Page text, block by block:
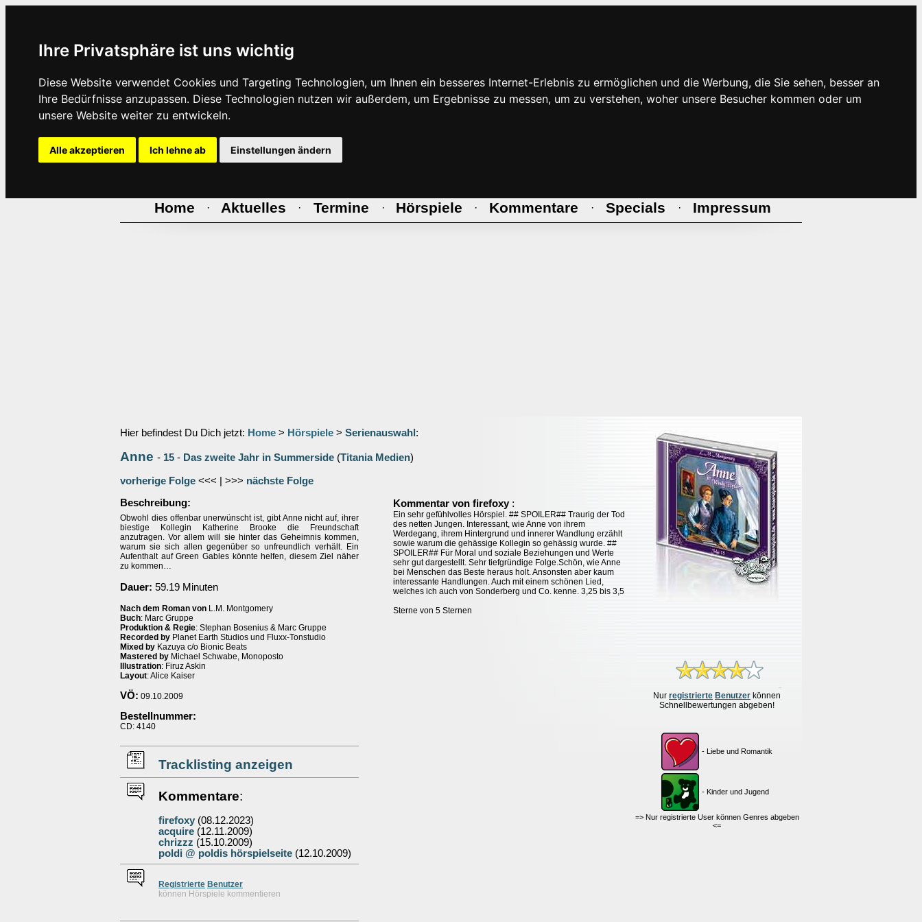
Ihre Privatsphäre ist uns wichtig
Diese Website verwendet Cookies und Targeting Technologien, um Ihnen ein besseres Internet-Erlebnis zu ermöglichen und die Werbung, die Sie sehen, besser an
Ihre Bedürfnisse anzupassen. Diese Technologien nutzen wir außerdem, um Ergebnisse zu messen, um zu verstehen, woher unsere Besucher kommen oder um
unsere Website weiter zu entwickeln.
Alle akzeptieren Ich lehne ab Einstellungen ändern
Home · Aktuelles · Termine · Hörspiele · Kommentare · Specials · Impressum
Hier befindest Du Dich jetzt: Home > Hörspiele > Serienauswahl :
Anne - 15 - Das zweite Jahr in Summerside (Titania Medien)
vorherige Folge <<< | >>> nächste Folge
Nur registrierte Benutzer können
Schnellbewertungen abgeben!
- Liebe und Romantik
- Kinder und Jugend
=> Nur registrierte User können Genres abgeben
<=
Beschreibung:
Obwohl dies offenbar unerwünscht ist, gibt Anne nicht auf, ihrer
biestige Kollegin Katherine Brooke die Freundschaft
anzutragen. Vor allem will sie hinter das Geheimnis kommen,
warum sie sich allen gegenüber so unfreundlich verhält. Ein
Aufenthalt auf Green Gables könnte helfen, diesem Ziel näher
zu kommen…
Dauer: 59.19 Minuten
Nach dem Roman von L.M. Montgomery
Buch: Marc Gruppe
Produktion & Regie: Stephan Bosenius & Marc Gruppe
Recorded by Planet Earth Studios und Fluxx-Tonstudio
Mixed by Kazuya c/o Bionic Beats
Mastered by Michael Schwabe, Monoposto
Illustration: Firuz Askin
Layout: Alice Kaiser
VÖ: 09.10.2009
Bestellnummer:
CD: 4140
Tracklisting anzeigen
Kommentare:
firefoxy (08.12.2023)
acquire (12.11.2009)
chrizzz (15.10.2009)
poldi @ poldis hörspielseite (12.10.2009)
Registrierte Benutzer
können Hörspiele kommentieren
Kommentar von firefoxy :
Ein sehr gefühlvolles Hörspiel. ## SPOILER## Traurig der Tod
des netten Jungen. Interessant, wie Anne von ihrem
Werdegang, ihrem Hintergrund und innerer Wandlung erzählt
sowie warum die gehässige Kollegin so gehässig wurde. ##
SPOILER## Für Moral und soziale Beziehungen und Werte
sehr gut dargestellt. Sehr tiefgründige Folge.Schön, wie Anne
bei Menschen das Beste heraus holt. Ansonsten aber kaum
interessante Handlungen. Auch mit einem schönen Lied,
welches ich auch von Sonderberg und Co. kenne. 3,25 bis 3,5
Sterne von 5 Sternen